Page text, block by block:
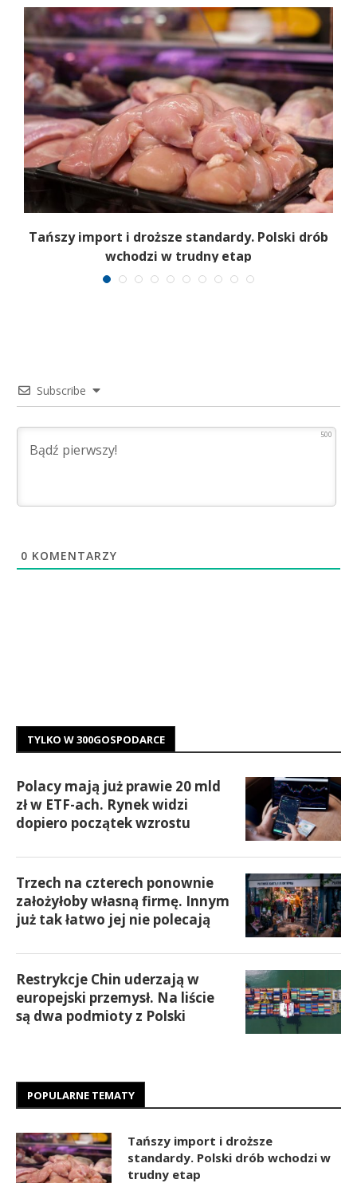
Tańszy import i droższe standardy. Polski drób
wchodzi w trudny etap
Subscribe
500
0 KOMENTARZY
TYLKO W 300GOSPODARCE
Polacy mają już prawie 20 mld
zł w ETF-ach. Rynek widzi
dopiero początek wzrostu
Trzech na czterech ponownie
założyłoby własną firmę. Innym
już tak łatwo jej nie polecają
Restrykcje Chin uderzają w
europejski przemysł. Na liście
są dwa podmioty z Polski
POPULARNE TEMATY
Tańszy import i droższe
standardy. Polski drób wchodzi w
trudny etap